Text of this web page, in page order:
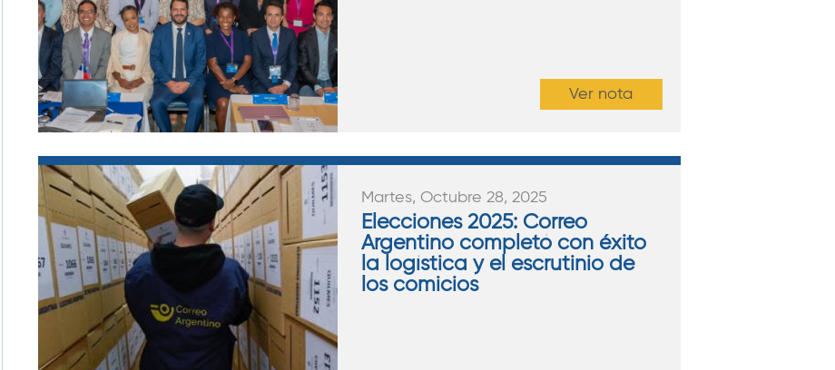
Ver nota
Martes, Octubre 28, 2025
Elecciones 2025: Correo
Argentino completó con éxito
la logística y el escrutinio de
los comicios